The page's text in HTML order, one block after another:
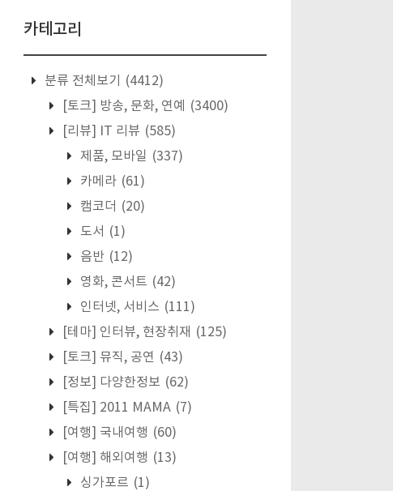
카테고리
분류 전체보기
(4412)
[토크] 방송, 문화, 연예
(3400)
[리뷰] IT 리뷰 (585)
제품, 모바일 (337)
카메라 (61)
캠코더 (20)
도서 (1)
음반 (12)
영화, 콘서트 (42)
인터넷, 서비스 (111)
[테마] 인터뷰, 현장취재 (125)
[토크] 뮤직, 공연 (43)
[정보] 다양한정보 (62)
[특집] 2011 MAMA (7)
[여행] 국내여행 (60)
[여행] 해외여행 (13)
싱가포르 (1)